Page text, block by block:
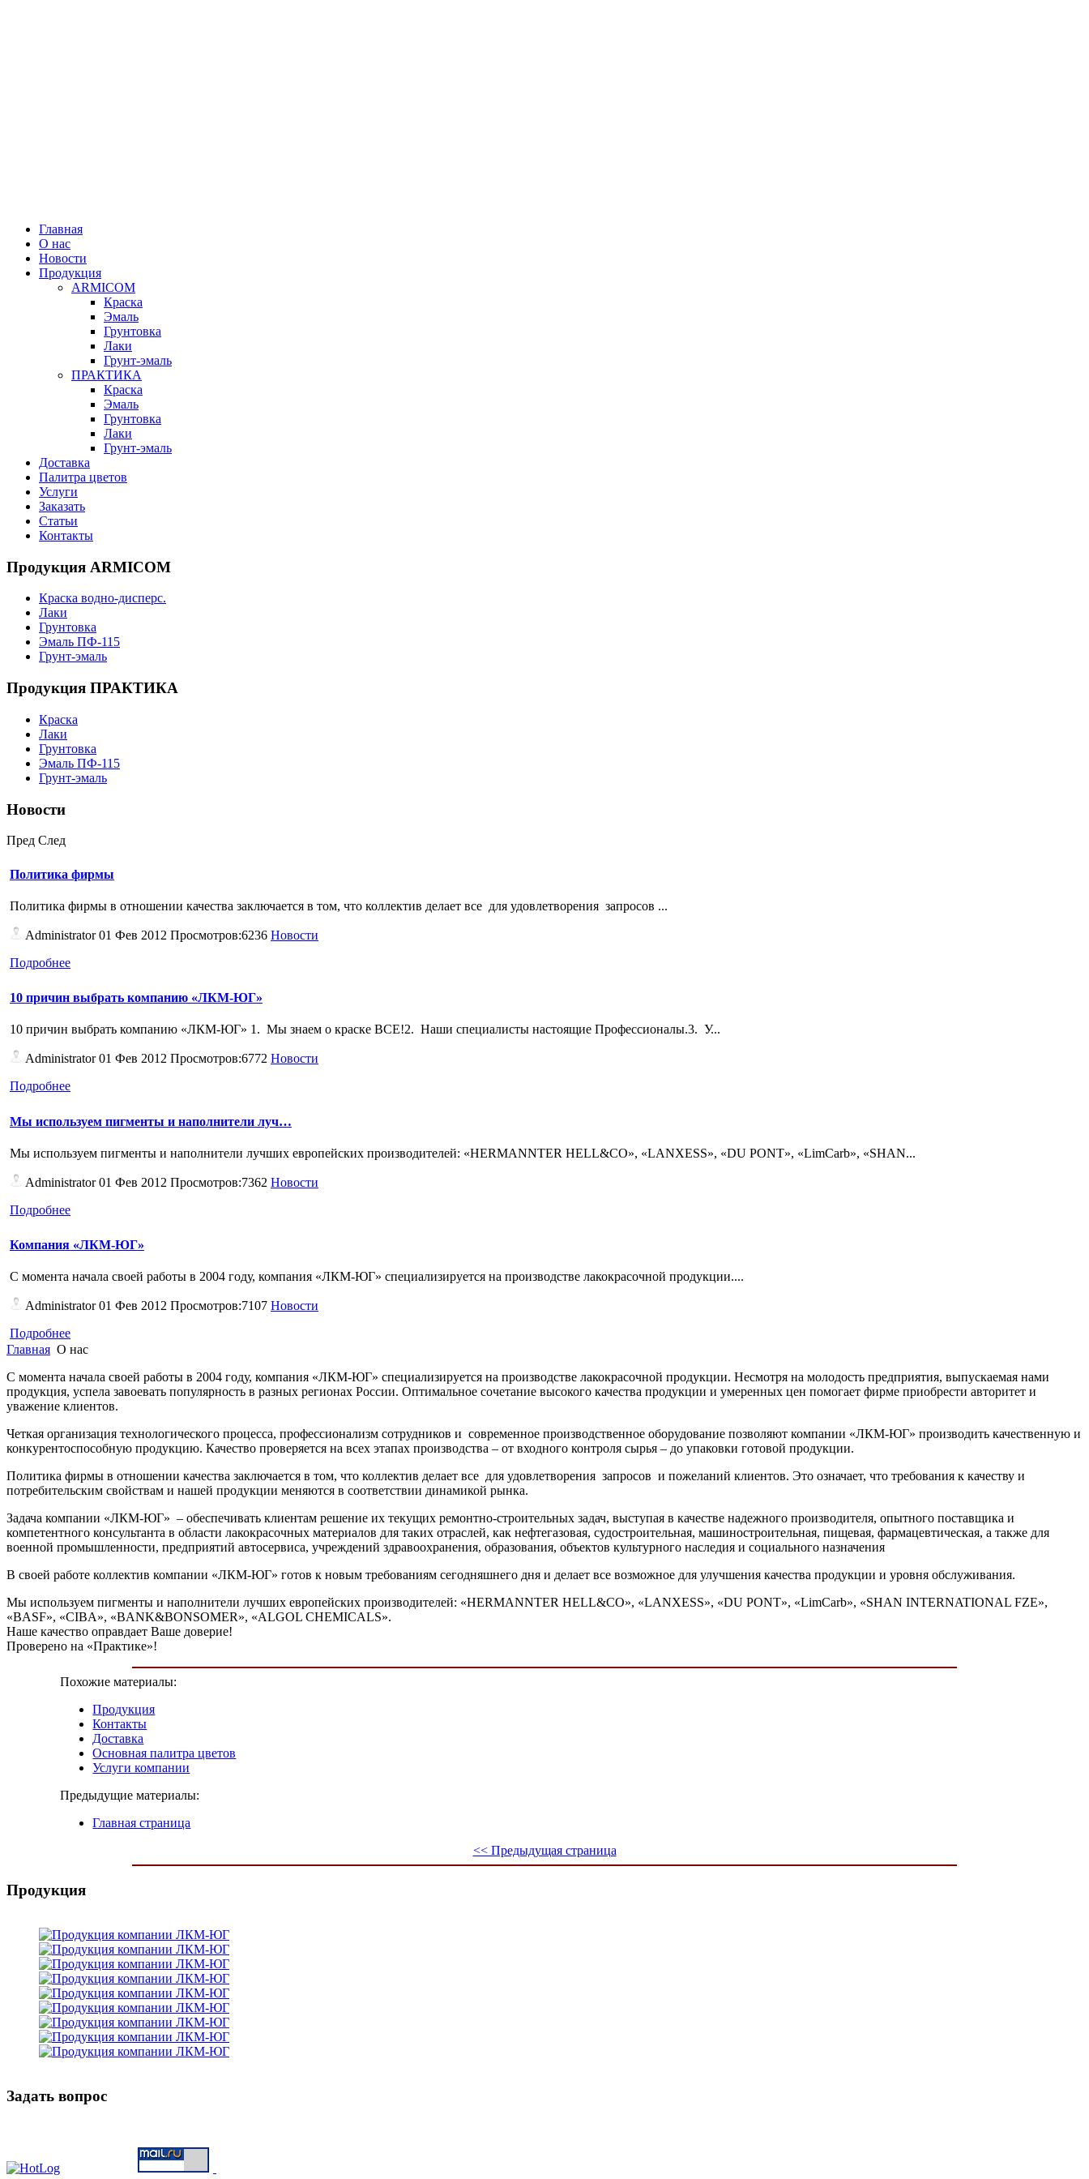
Главная
О нас
Новости
Продукция
ARMICOM
Краска
Эмаль
Грунтовка
Лаки
Грунт-эмаль
ПРАКТИКА
Краска
Эмаль
Грунтовка
Лаки
Грунт-эмаль
Доставка
Палитра цветов
Услуги
Заказать
Статьи
Контакты
Продукция ARMICOM
Краска водно-дисперс.
Лаки
Грунтовка
Эмаль ПФ-115
Грунт-эмаль
Продукция ПРАКТИКА
Краска
Лаки
Грунтовка
Эмаль ПФ-115
Грунт-эмаль
Новости
Пред След
Политика фирмы
Политика фирмы в отношении качества заключается в том, что коллектив делает все для удовлетворения запросов ...
Administrator01 Фев 2012 Просмотров:6236 Новости
Подробнее
10 причин выбрать компанию «ЛКМ-ЮГ»
10 причин выбрать компанию «ЛКМ-ЮГ» 1. Мы знаем о краске ВСЕ!2. Наши специалисты настоящие Профессионалы.3. У...
Administrator01 Фев 2012 Просмотров:6772 Новости
Подробнее
Мы используем пигменты и наполнители луч…
Мы используем пигменты и наполнители лучших европейских производителей: «HERMANNTER HELL&CO», «LANXESS», «DU PONT», «LimCarb», «SHAN...
Administrator01 Фев 2012 Просмотров:7362 Новости
Подробнее
Компания «ЛКМ-ЮГ»
С момента начала своей работы в 2004 году, компания «ЛКМ-ЮГ» специализируется на производстве лакокрасочной продукции....
Administrator01 Фев 2012 Просмотров:7107 Новости
Подробнее
Главная О нас
С момента начала своей работы в 2004 году, компания «ЛКМ-ЮГ» специализируется на производстве лакокрасочной продукции. Несмотря на молодость предприятия, выпускаемая нами
продукция, успела завоевать популярность в разных регионах России. Оптимальное сочетание высокого качества продукции и умеренных цен помогает фирме приобрести авторитет и
уважение клиентов.
Четкая организация технологического процесса, профессионализм сотрудников и современное производственное оборудование позволяют компании «ЛКМ-ЮГ» производить качественную и
конкурентоспособную продукцию. Качество проверяется на всех этапах производства – от входного контроля сырья – до упаковки готовой продукции.
Политика фирмы в отношении качества заключается в том, что коллектив делает все для удовлетворения запросов и пожеланий клиентов. Это означает, что требования к качеству и
потребительским свойствам и нашей продукции меняются в соответствии динамикой рынка.
Задача компании «ЛКМ-ЮГ» – обеспечивать клиентам решение их текущих ремонтно-строительных задач, выступая в качестве надежного производителя, опытного поставщика и
компетентного консультанта в области лакокрасочных материалов для таких отраслей, как нефтегазовая, судостроительная, машиностроительная, пищевая, фармацевтическая, а также для
военной промышленности, предприятий автосервиса, учреждений здравоохранения, образования, объектов культурного наследия и социального назначения
В своей работе коллектив компании «ЛКМ-ЮГ» готов к новым требованиям сегодняшнего дня и делает все возможное для улучшения качества продукции и уровня обслуживания.
Мы используем пигменты и наполнители лучших европейских производителей: «HERMANNTER HELL&CO», «LANXESS», «DU PONT», «LimCarb», «SHAN INTERNATIONAL FZE»,
«BASF», «CIBA», «BANK&BONSOMER», «ALGOL CHEMICALS».
Наше качество оправдает Ваше доверие!
Проверено на «Практике»!
Похожие материалы:
Продукция
Контакты
Доставка
Основная палитра цветов
Услуги компании
Предыдущие материалы:
Главная страница
<< Предыдущая страница
Продукция
Задать вопрос